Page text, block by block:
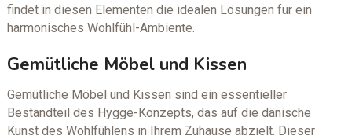
findet in diesen Elementen die idealen Lösungen für ein
harmonisches Wohlfühl-Ambiente.
Gemütliche Möbel und Kissen
Gemütliche Möbel und Kissen sind ein essentieller
Bestandteil des Hygge-Konzepts, das auf die dänische
Kunst des Wohlfühlens in Ihrem Zuhause abzielt. Dieser